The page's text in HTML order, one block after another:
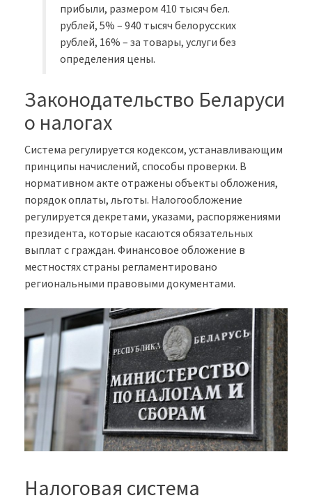
прибыли, размером 410 тысяч бел.
рублей, 5% – 940 тысяч белорусских
рублей, 16% – за товары, услуги без
определения цены.
Законодательство Беларуси
о налогах
Система регулируется кодексом, устанавливающим
принципы начислений, способы проверки. В
нормативном акте отражены объекты обложения,
порядок оплаты, льготы. Налогообложение
регулируется декретами, указами, распоряжениями
президента, которые касаются обязательных
выплат с граждан. Финансовое обложение в
местностях страны регламентировано
региональными правовыми документами.
Налоговая система